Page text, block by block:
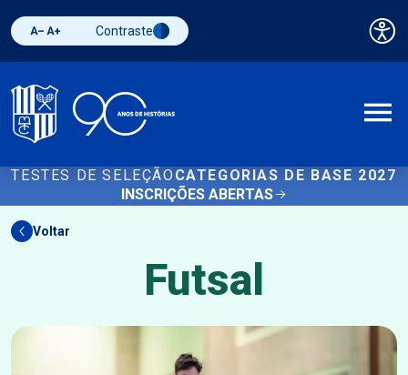
Diminuir fonte
Aumentar fonteAlternar contraste
Contraste
TESTES DE SELEÇÃO CATEGORIAS DE BASE 2027
INSCRIÇÕES ABERTAS
Voltar
Futsal